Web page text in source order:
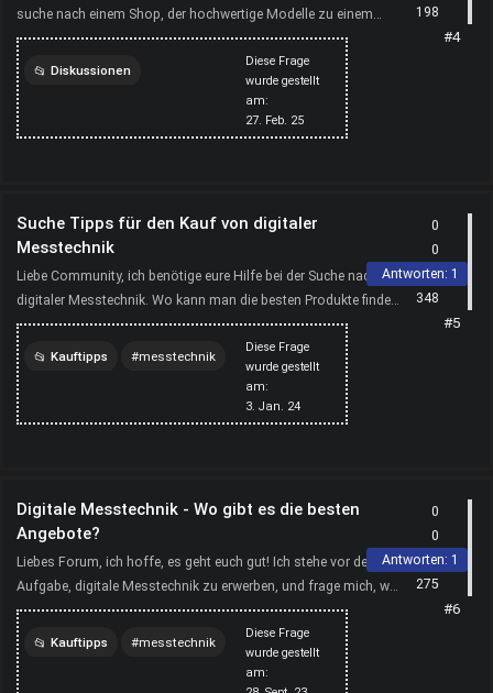
suche nach einem Shop, der hochwertige Modelle zu einem
guten Preis anbietet. Wo bestellt ihr eure Reisege...
Diese Frage
wurde gestellt
am:
27. Feb. 25
Diskussionen
198
#4
Suche Tipps für den Kauf von digitaler
Messtechnik
Liebe Community, ich benötige eure Hilfe bei der Suche nach
digitaler Messtechnik. Wo kann man die besten Produkte finden?
Hat jemand konkrete Tipps oder Erfahrungen, die...
Diese Frage
wurde gestellt
am:
3. Jan. 24
Kauftipps messtechnik
0
0
Antworten: 1
348
#5
Digitale Messtechnik - Wo gibt es die besten
Angebote?
Liebes Forum, ich hoffe, es geht euch gut! Ich stehe vor der
Aufgabe, digitale Messtechnik zu erwerben, und frage mich, wo
ich die besten Angebote finden kann. Wenn jeman...
Diese Frage
wurde gestellt
am:
Kauftipps messtechnik
0
0
Antworten: 1
275
#6